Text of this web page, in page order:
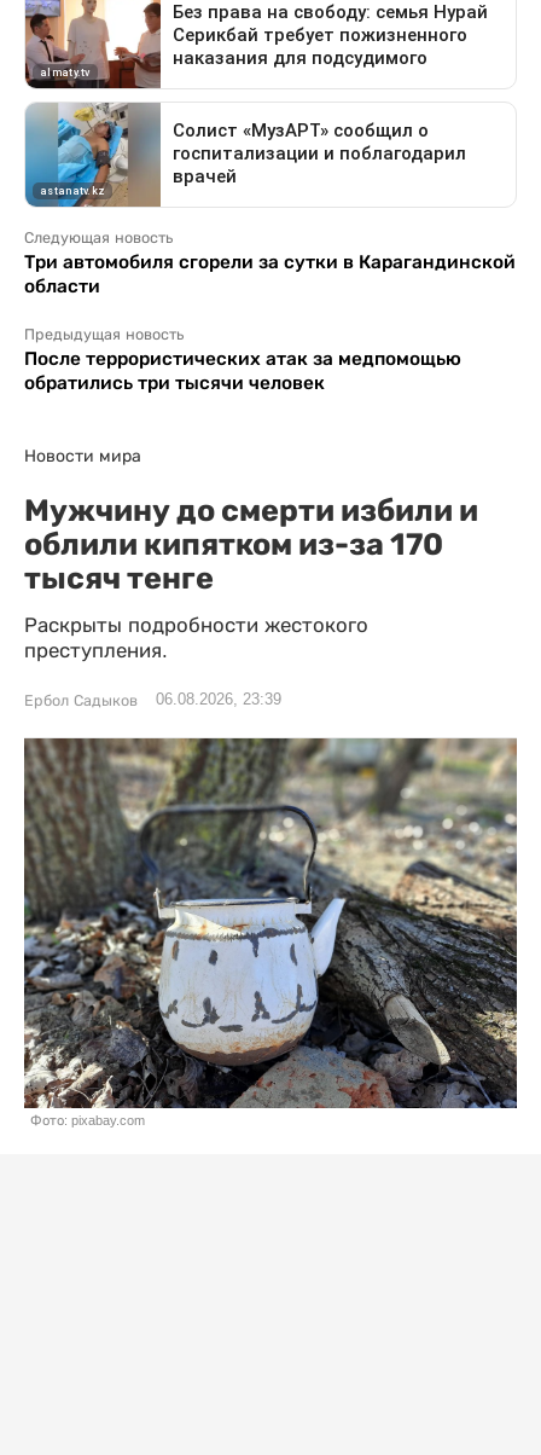
Следующая новость
Три автомобиля сгорели за сутки в Карагандинской
области
Предыдущая новость
После террористических атак за медпомощью
обратились три тысячи человек
Новости мира
Мужчину до смерти избили и
облили кипятком из-за 170
тысяч тенге
Раскрыты подробности жестокого
преступления.
Ербол Садыков 06.08.2026, 23:39
Фото: pixabay.com